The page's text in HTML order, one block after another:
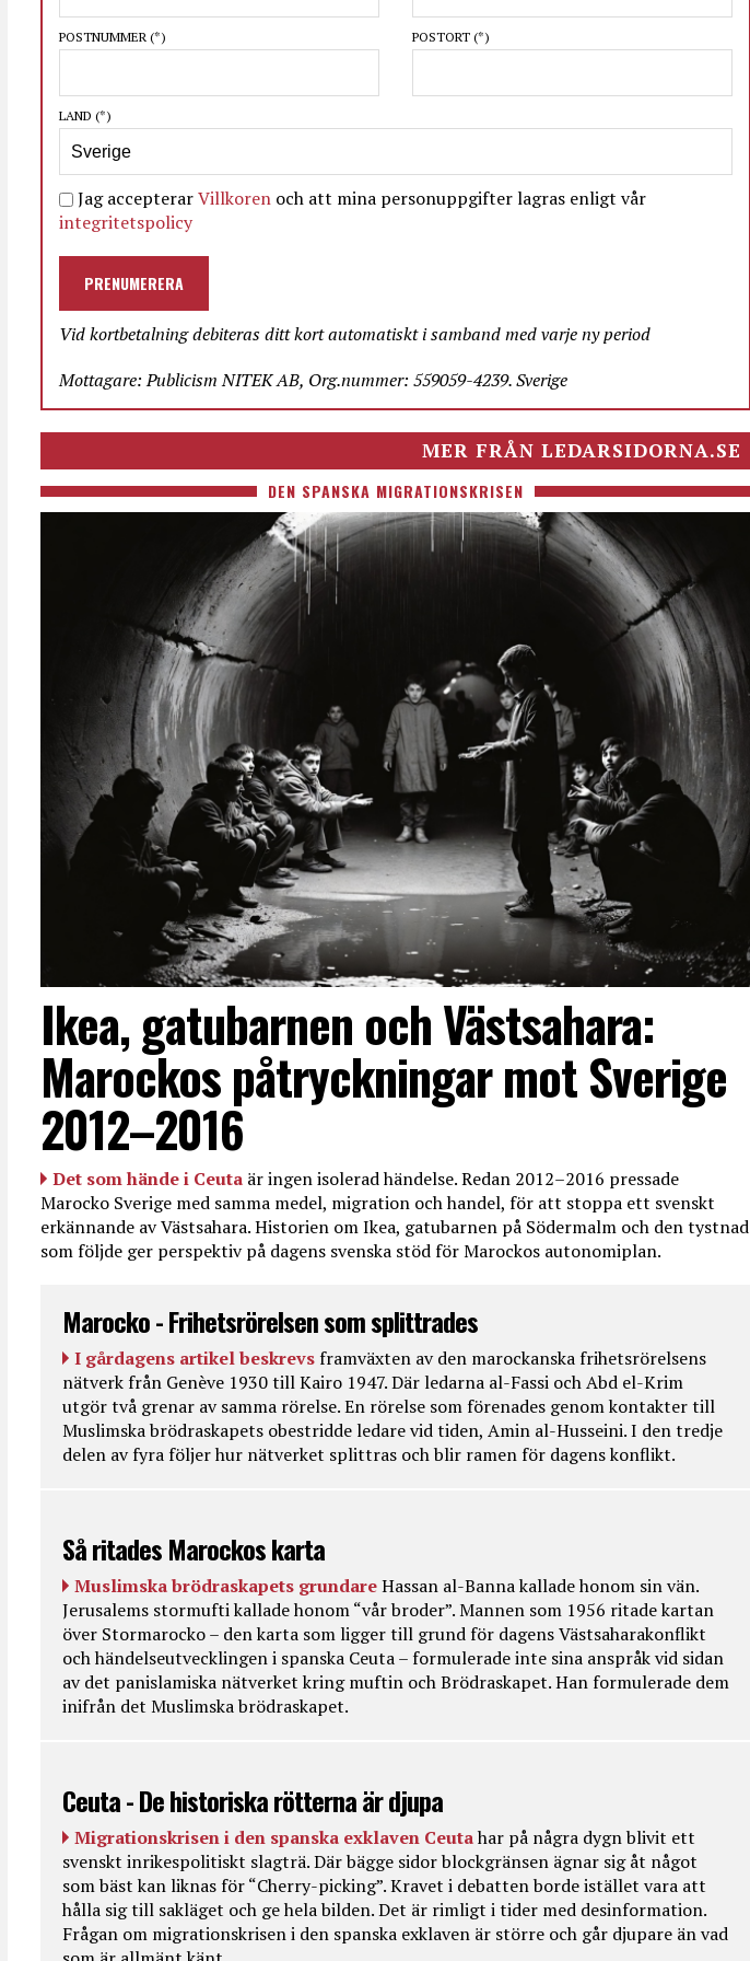
POSTNUMMER (*) POSTORT (*)
LAND (*)
Jag accepterarVillkoren och att mina personuppgifter lagras enligt vår
integritetspolicy
PRENUMERERA
Vid kortbetalning debiteras ditt kort automatiskt i samband med varje ny period
Mottagare: Publicism NITEK AB, Org.nummer: 559059-4239. Sverige
MER FRÅN LEDARSIDORNA.SE
DEN SPANSKA MIGRATIONSKRISEN
Ikea, gatubarnen och Västsahara:
Marockos påtryckningar mot Sverige
2012–2016
Det som hände i Ceuta är ingen isolerad händelse. Redan 2012–2016 pressade
Marocko Sverige med samma medel, migration och handel, för att stoppa ett svenskt
erkännande av Västsahara. Historien om Ikea, gatubarnen på Södermalm och den tystnad
som följde ger perspektiv på dagens svenska stöd för Marockos autonomiplan.
Marocko - Frihetsrörelsen som splittrades
I gårdagens artikel beskrevs framväxten av den marockanska frihetsrörelsens
nätverk från Genève 1930 till Kairo 1947. Där ledarna al-Fassi och Abd el-Krim
utgör två grenar av samma rörelse. En rörelse som förenades genom kontakter till
Muslimska brödraskapets obestridde ledare vid tiden, Amin al-Husseini. I den tredje
delen av fyra följer hur nätverket splittras och blir ramen för dagens konflikt.
Så ritades Marockos karta
Muslimska brödraskapets grundareHassan al-Banna kallade honom sin vän.
Jerusalems stormufti kallade honom “vår broder”. Mannen som 1956 ritade kartan
över Stormarocko – den karta som ligger till grund för dagens Västsaharakonflikt
och händelseutvecklingen i spanska Ceuta – formulerade inte sina anspråk vid sidan
av det panislamiska nätverket kring muftin och Brödraskapet. Han formulerade dem
inifrån det Muslimska brödraskapet.
Ceuta - De historiska rötterna är djupa
Migrationskrisen i den spanska exklaven Ceutahar på några dygn blivit ett
svenskt inrikespolitiskt slagträ. Där bägge sidor blockgränsen ägnar sig åt något
som bäst kan liknas för “Cherry-picking”. Kravet i debatten borde istället vara att
hålla sig till sakläget och ge hela bilden. Det är rimligt i tider med desinformation.
Frågan om migrationskrisen i den spanska exklaven är större och går djupare än vad